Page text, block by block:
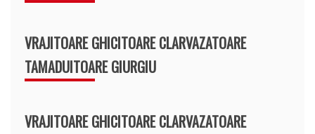
VRAJITOARE GHICITOARE CLARVAZATOARE
TAMADUITOARE GIURGIU
VRAJITOARE GHICITOARE CLARVAZATOARE